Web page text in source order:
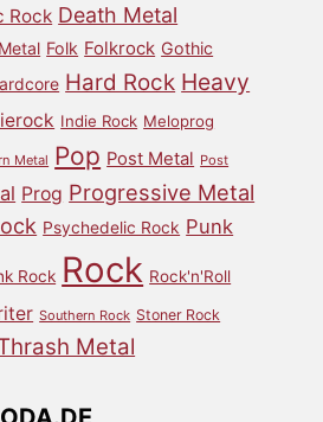
Rock Death Metal
Folk Folkrock Gothic
Hard Rock Heavy
Indie Rock Meloprog
Metal Pop Post Metal Post
Prog Progressive Metal
Psychedelic Rock Punk
Rock Rock Rock'n'Roll
Southern Rock Stoner Rock
Metal